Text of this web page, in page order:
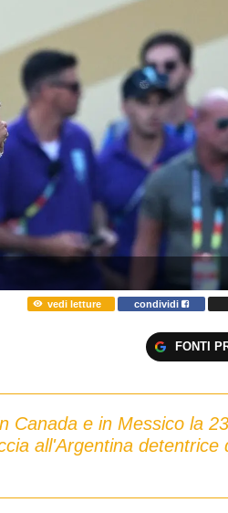
vedi letture condividi
FONTI
Canada e in Messico la
all'Argentina detentrice